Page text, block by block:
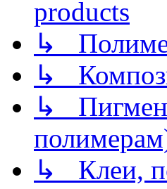
products
↳
↳
↳
↳ Клеи,